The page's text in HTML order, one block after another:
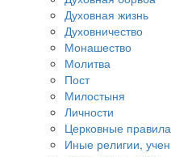
Духовная жизнь
Духовничество
Монашество
Молитва
Пост
Милостыня
Личности
Церковные
Иные религии,